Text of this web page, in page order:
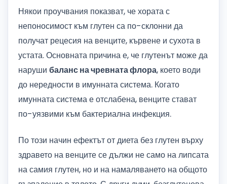
Някои проучвания показват, че хората с
непоносимост към глутен са по-склонни да
получат рецесия на венците, кървене и сухота в
устата. Основната причина е, че глутенът може да
наруши баланс на чревната флора, което води
до нередности в имунната система. Когато
имунната система е отслабена, венците стават
по-уязвими към бактериална инфекция.
По този начин ефектът от диета без глутен върху
здравето на венците се дължи не само на липсата
на самия глутен, но и на намаляването на общото